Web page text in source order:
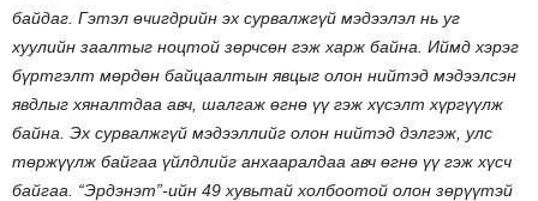
байдаг. Гэтэл өчигдрийн эх сурвалжгүй мэдээлэл нь уг
хуулийн заалтыг ноцтой зөрчсөн гэж харж байна. Иймд хэрэг
бүртгэлт мөрдөн байцаалтын явцыг олон нийтэд мэдээлсэн
явдлыг хяналтдаа авч, шалгаж өгнө үү гэж хүсэлт хүргүүлж
байна. Эх сурвалжгүй мэдээллийг олон нийтэд дэлгэж, улс
төржүүлж байгаа үйлдлийг анхааралдаа авч өгнө үү гэж хүсч
байгаа. “Эрдэнэт”-ийн 49 хувьтай холбоотой олон зөрүүтэй